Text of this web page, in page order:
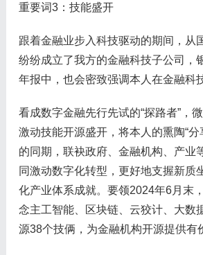
重要词3：技能盛开
跟着金融业步入科技驱动的期间，从
纷纷成立了我方的金融科技子公司，
年报中，也会密致强调本人在金融科
看成数字金融先行先试的“探路者”，
激动技能开源盛开，将本人的熏陶“分
的同期，联袂政府、金融机构、产业
同激动数字化转型，更好地支握新质
化产业体系成就。要领2024年6月末
念主工智能、区块链、云狡计、大数
源38个技俩，为金融机构开源提供有